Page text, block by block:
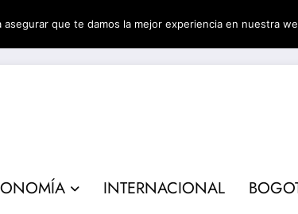
4:56:50 AM
INTERNACIONAL
asegurar que te damos la mejor experiencia en nuestra